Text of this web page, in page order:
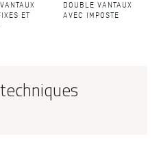
ET
DOUBLE VANTAUX
AVEC IMPOSTE